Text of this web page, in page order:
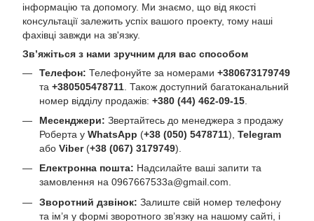
інформацію та допомогу. Ми знаємо, що від якості
консультації залежить успіх вашого проекту, тому наші
фахівці завжди на зв'язку.
Зв’яжіться з нами зручним для вас способом
Телефон: Телефонуйте за номерами +380673179749
та +380505478711 . Також доступний багатоканальний
номер відділу продажів: +380 (44) 462-09-15
Месенджери: Звертайтесь до менеджера з продажу
Роберта у WhatsApp (+38 (050) 5478711), Telegram
або Viber(+38 (067) 3179749).
Електронна пошта: Надсилайте ваші запити та
замовлення на 0967667533a@gmail.com.
Зворотний дзвінок: Залиште свій номер телефону
та ім’я у формі зворотного зв’язку на нашому сайті, і